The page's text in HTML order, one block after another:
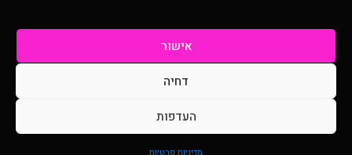
אישור
דחיה
העדפות
מדיניות פרטיות